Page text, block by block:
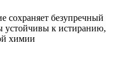
сохраняет безупречный
устойчивы к истиранию,
химии